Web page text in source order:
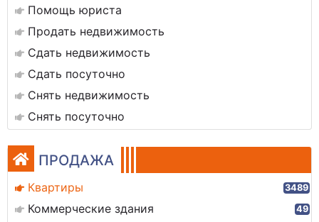
Помощь юриста
Продать недвижимость
Сдать недвижимость
Сдать посуточно
Снять недвижимость
Снять посуточно
ПРОДАЖА
Квартиры 3489
Коммерческие здания 49